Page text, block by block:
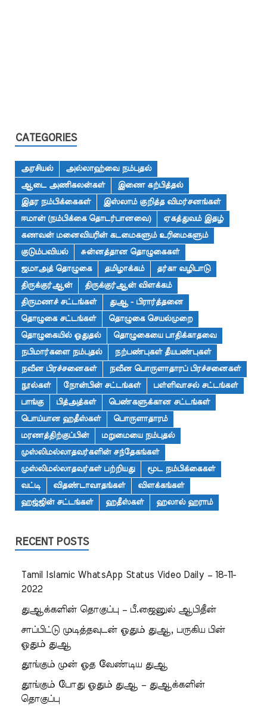
CATEGORIES
அரசியல்
அல்லாஹ்வை நம்புதல்
ஆடை அணிகலன்கள்
இணை கற்பித்தல்
இதர நம்பிக்கைகள்
இஸ்லாம் குறித்த விமர்சனங்கள்
ஈமான் (நம்பிக்கை தொடர்பானவை)
ஏகத்துவம் இதழ்
கணவன் மனைவியரின் கடமைகளும் உரிமைகளும்
குடும்பவியல்
சுன்னத்தான தொழுகைகள்
ஜமாஅத் தொழுகை
தமிழாக்கம்
தர்கா வழிபாடு
திருக்குர்ஆன்
திருக்குர்ஆன் விளக்கம்
திருமணச் சட்டங்கள்
துஆ - பிரார்த்தனை
தொழுகை சட்டங்கள்
தொழுகை செயல்முறை
தொழுகையில் ஓதுதல்
தொழுகையை பாதிக்காதவை
நபிமார்களை நம்புதல்
நற்பண்புகள் தீயபண்புகள்
நவீன பிரச்சனைகள்
நவீன பொருளாதாரப் பிரச்சனைகள்
நூல்கள்
நோன்பின் சட்டங்கள்
பள்ளிவாசல் சட்டங்கள்
பாங்கு
பித்அத்கள்
பெண்களுக்கான சட்டங்கள்
பொய்யான ஹதீஸ்கள்
பொருளாதாரம்
மரணத்திற்குப்பின்
மறுமையை நம்புதல்
முஸ்லிமல்லாதவர்களின் சந்தேகங்கள்
முஸ்லிமல்லாதவர்கள் பற்றியது
மூட நம்பிக்கைகள்
வட்டி
விதண்டாவாதங்கள்
விளக்கங்கள்
ஹஜ்ஜின் சட்டங்கள்
ஹதீஸ்கள் ஹலால் ஹராம்
RECENT POSTS
Tamil Islamic WhatsApp Status Video Daily – 18-11-
2022
துஆக்களின் தொகுப்பு – பீ.ஜைனுல் ஆபிதீன்
சாப்பிட்டு முடித்தவுடன் ஓதும் துஆ, பருகிய பின்
ஓதும் துஆ
தூங்கும் முன் ஓத வேண்டிய துஆ
தூங்கும் போது ஓதும் துஆ – துஆக்களின்
தொகுப்பு